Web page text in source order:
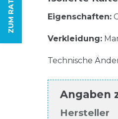
Eigenschaften:
Verkleidung:
Technische
Angaben
Hersteller